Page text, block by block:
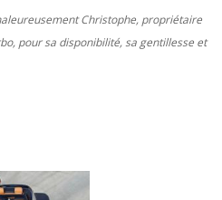
Christophe, propriétaire
pour sa disponibilité, sa gentillesse et